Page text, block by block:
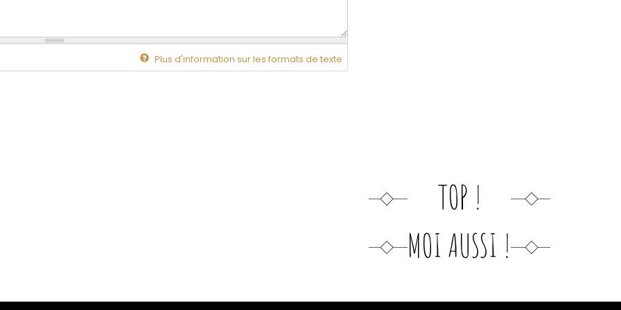
Plus d'information sur les formats de texte
TOP !
MOI AUSSI !